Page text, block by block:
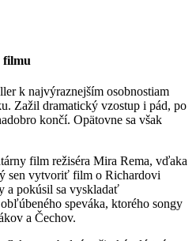
filmu
k najvýraznejším osobnostiam
Zažil dramatický vzostup i pád, po
končí. Opätovne sa však
film režiséra Mira Rema, vďaka
sen vytvoriť film o Richardovi
a pokúsil sa vyskladať
speváka, ktorého songy
a Čechov.